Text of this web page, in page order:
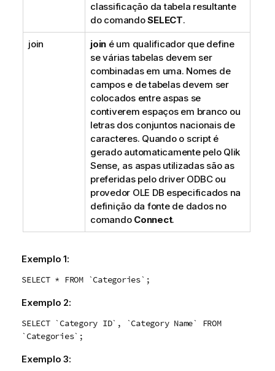
classificação da tabela resultante
do comandoSELECT.
join join é um qualificador que define
se várias tabelas devem ser
combinadas em uma. Nomes de
campos e de tabelas devem ser
colocados entre aspas se
contiverem espaços em branco ou
letras dos conjuntos nacionais de
caracteres. Quando o script é
gerado automaticamente pelo Qlik
Sense, as aspas utilizadas são as
preferidas pelo driver ODBCou
provedor OLE DB especificados na
definição da fonte de dados no
comando Connect.
Exemplo 1:
SELECT * FROM `Categories`;
Exemplo 2:
SELECT `Category ID`, `Category Name` FROM
`Categories`;
Exemplo 3: